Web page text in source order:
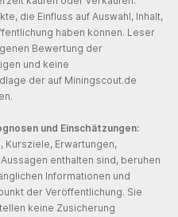
die Einfluss auf Auswahl, Inhalt,
haben können. Leser
Bewertung der
und keine
der auf Miningscout.de
und Einschätzungen:
Kursziele, Erwartungen,
enthalten sind, beruhen
Informationen und
der Veröffentlichung. Sie
keine Zusicherung